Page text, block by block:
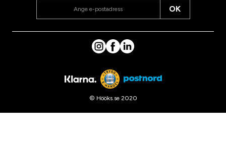
OK
© Hööks.se 2020